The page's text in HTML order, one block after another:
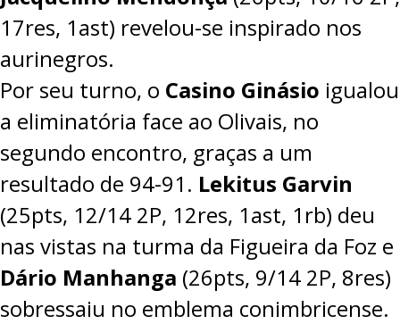
17res, 1ast) revelou-se inspirado nos
aurinegros.
Por seu turno, o Casino Ginásio igualou
a eliminatória face ao Olivais, no
segundo encontro, graças a um
resultado de 94-91 . Lekitus Garvin
(25pts, 12/14 2P, 12res, 1ast, 1rb) deu
nas vistas na turma da Figueira da Foz e
Dário Manhanga (26pts, 9/14 2P, 8res)
sobressaiu no emblema conimbricense.